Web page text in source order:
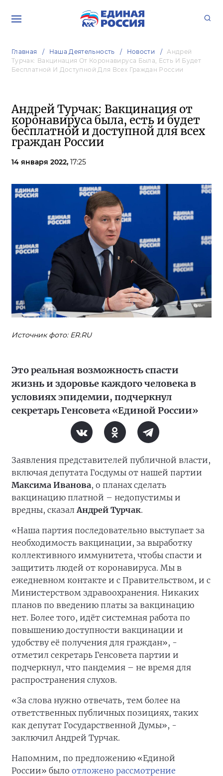
Главная Наша Деятельность Новости
Андрей
Турчак: Вакцинация От Коронавируса Была, Есть И Будет
Бесплатной И Доступной Для Всех Граждан России
Андрей Турчак: Вакцинация от
коронавируса была, есть и будет
бесплатной и доступной для всех
граждан России
14 января 2022, 17:25
Источник фото: ER.RU
Это реальная возможность спасти
жизнь и здоровье каждого человека в
условиях эпидемии, подчеркнул
секретарь Генсовета «Единой России»
Заявления представителей публичной власти,
включая депутата Госдумы от нашей партии
Максима Иванова, о планах сделать
вакцинацию платной – недопустимы и
вредны, сказалАндрей Турчак.
«Наша партия последовательно выступает за
необходимость вакцинации, за выработку
коллективного иммунитета, чтобы спасти и
защитить людей от коронавируса. Мы в
ежедневном контакте и с Правительством, и с
Министерством здравоохранения. Никаких
планов по введению платы за вакцинацию
нет. Более того, идёт системная работа по
повышению доступности вакцинации и
удобству её получения для граждан», -
отметил секретарь Генсовета партии и
подчеркнул, что пандемия – не время для
распространения слухов.
«За слова нужно отвечать, тем более на
ответственных публичных позициях, таких
как депутат Государственной Думы», -
заключил Андрей Турчак.
Напомним, по предложению «Единой
России» было отложено рассмотрение